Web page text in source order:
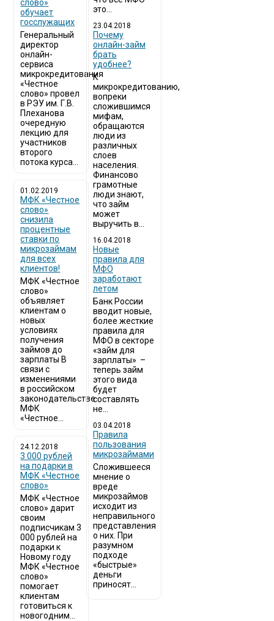
слово»
обучает
госслужащих
Генеральный
директор
онлайн-
сервиса
микрокредитования
«Честное
слово» провел
в РЭУ им. Г.В.
Плеханова
очередную
лекцию для
участников
второго
потока курса...
01.02.2019
МФК «Честное
слово»
снизила
процентные
ставки по
микрозаймам
для всех
клиентов!
МФК «Честное
слово»
объявляет
клиентам о
новых
условиях
получения
займов до
зарплаты В
связи с
изменениями
в российском
законодательстве
МФК
«Честное...
24.12.2018
3 000 рублей
на подарки в
МФК «Честное
слово»
МФК «Честное
слово» дарит
своим
подписчикам 3
000 рублей на
подарки к
Новому году
МФК «Честное
слово»
помогает
клиентам
готовиться к
новогодним...
это...
23.04.2018
Почему
онлайн-займ
брать
удобнее?
К
микрокредитованию,
вопреки
сложившимся
мифам,
обращаются
люди из
различных
слоев
населения.
Финансово
грамотные
люди знают,
что займ
может
выручить в...
16.04.2018
Новые
правила для
МФО
заработают
летом
Банк России
вводит новые,
более жесткие
правила для
МФО в секторе
«займ для
зарплаты» –
теперь займ
этого вида
будет
составлять
не...
03.04.2018
​Правила
пользования
микрозаймами
Сложившееся
мнение о
вреде
микрозаймов
исходит из
неправильного
представления
о них. При
разумном
подходе
«быстрые»
деньги
приносят...